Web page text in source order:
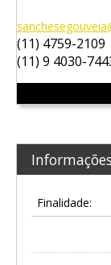
(11) 4759-2109
(11) 9 4030-
Finalidade: